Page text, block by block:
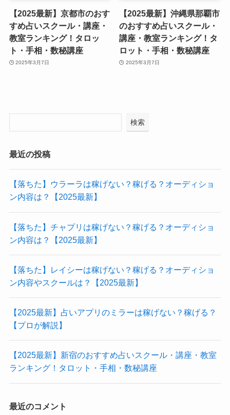
【2025最新】京都市のおす
すめ占いスクール・講座・
教室ランキング！タロッ
ト・手相・数秘講座
2025年3月7日
【2025最新】沖縄県那覇市
のおすすめ占いスクール・
講座・教室ランキング！タ
ロット・手相・数秘講座
2025年3月7日
検索
最近の投稿
【落ちた】ウラーラは稼げない？稼げる？オーディショ
ン内容は？【2025最新】
【落ちた】チャプリは稼げない？稼げる？オーディショ
ン内容は？【2025最新】
【落ちた】レイシーは稼げない？稼げる？オーディショ
ン内容やスクールは？【2025最新】
【2025最新】占いアプリのミラーは稼げない？稼げる？
【プロが解説】
【2025最新】新宿のおすすめ占いスクール・講座・教室
ランキング！タロット・手相・数秘講座
最近のコメント